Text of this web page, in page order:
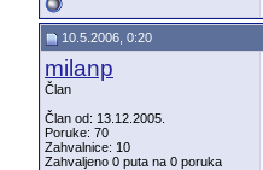
10.5.2006, 0:20
milanp
Član
Član od: 13.12.2005.
Poruke: 70
Zahvalnice: 10
Zahvaljeno 0 puta na 0 poruka